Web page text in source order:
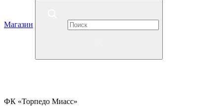
Магазин
ФК «Торпедо Миасс»